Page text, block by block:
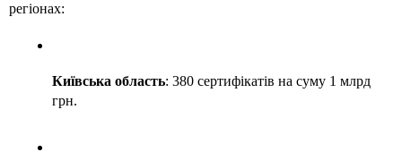
регіонах:
Київська область: 380 сертифікатів на суму 1 млрд
грн.